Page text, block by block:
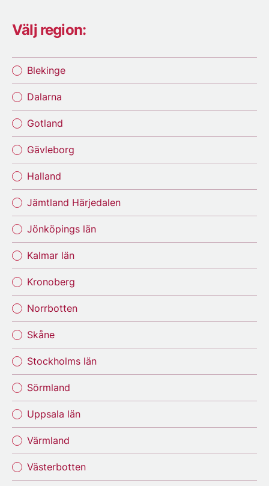
Välj region:
Blekinge
Dalarna
Gotland
Gävleborg
Halland
Jämtland Härjedalen
Jönköpings län
Kalmar län
Kronoberg
Norrbotten
Skåne
Stockholms län
Sörmland
Uppsala län
Värmland
Västerbotten